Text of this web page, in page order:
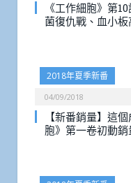
《工作細胞》第
菌復仇戰、血小
2018年夏季新番
04/09/2018
【新番銷量】這
胞》第一卷初動